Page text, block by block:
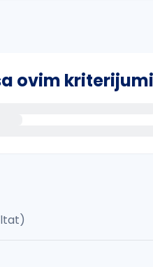
ovim
đ, ž, dž)